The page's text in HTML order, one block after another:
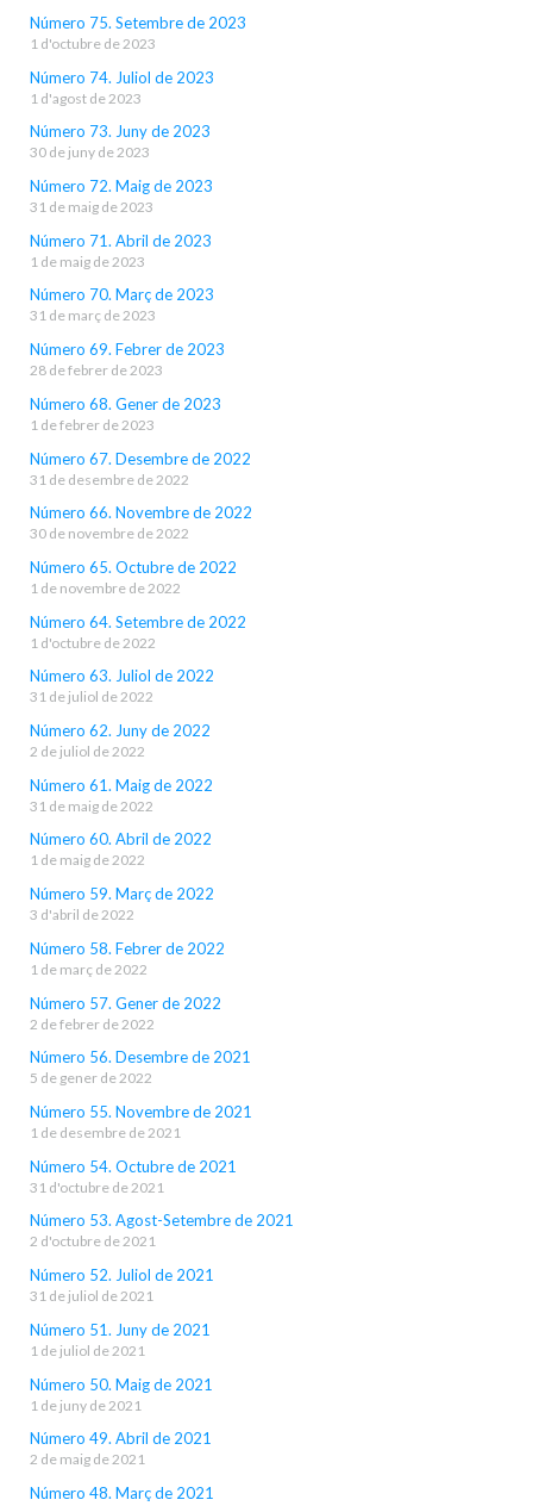
Número 75. Setembre de 2023
1 d'octubre de 2023
Número 74. Juliol de 2023
1 d'agost de 2023
Número 73. Juny de 2023
30 de juny de 2023
Número 72. Maig de 2023
31 de maig de 2023
Número 71. Abril de 2023
1 de maig de 2023
Número 70. Març de 2023
31 de març de 2023
Número 69. Febrer de 2023
28 de febrer de 2023
Número 68. Gener de 2023
1 de febrer de 2023
Número 67. Desembre de 2022
31 de desembre de 2022
Número 66. Novembre de 2022
30 de novembre de 2022
Número 65. Octubre de 2022
1 de novembre de 2022
Número 64. Setembre de 2022
1 d'octubre de 2022
Número 63. Juliol de 2022
31 de juliol de 2022
Número 62. Juny de 2022
2 de juliol de 2022
Número 61. Maig de 2022
31 de maig de 2022
Número 60. Abril de 2022
1 de maig de 2022
Número 59. Març de 2022
3 d'abril de 2022
Número 58. Febrer de 2022
1 de març de 2022
Número 57. Gener de 2022
2 de febrer de 2022
Número 56. Desembre de 2021
5 de gener de 2022
Número 55. Novembre de 2021
1 de desembre de 2021
Número 54. Octubre de 2021
31 d'octubre de 2021
Número 53. Agost-Setembre de 2021
2 d'octubre de 2021
Número 52. Juliol de 2021
31 de juliol de 2021
Número 51. Juny de 2021
1 de juliol de 2021
Número 50. Maig de 2021
1 de juny de 2021
Número 49. Abril de 2021
2 de maig de 2021
Número 48. Març de 2021